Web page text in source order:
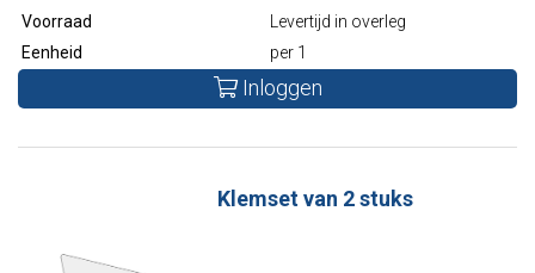
Voorraad
Levertijd in overleg
Eenheid
per 1
Inloggen
Klemset van 2 stuks